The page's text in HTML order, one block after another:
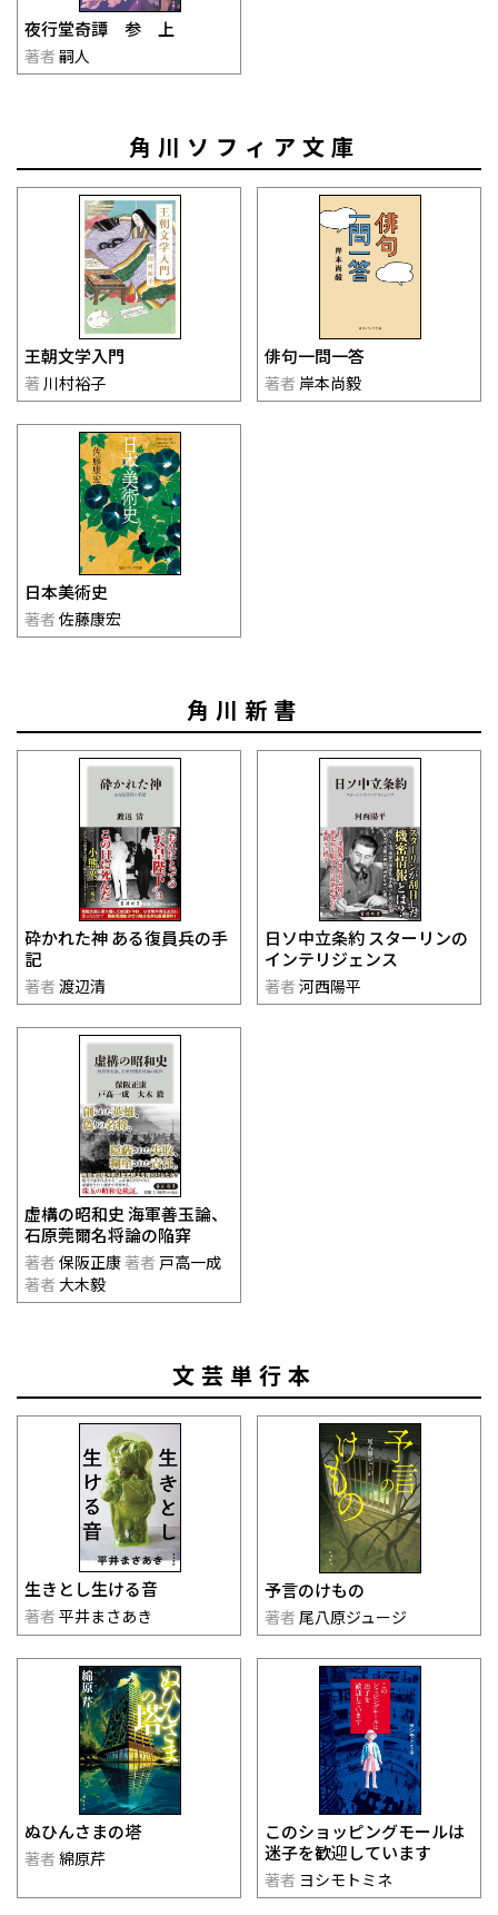
夜行堂奇譚 参 上
著者 嗣人
角川ソフィア文庫
王朝文学入門
著 川村裕子
俳句一問一答
著者 岸本尚毅
日本美術史
著者 佐藤康宏
角川新書
砕かれた神 ある復員兵の手
記
著者 渡辺清
日ソ中立条約 スターリンの
インテリジェンス
著者 河西陽平
虚構の昭和史 海軍善玉論、
石原莞爾名将論の陥穽
著者 保阪正康著者 戸高一成
著者 大木毅
文芸単行本
生きとし生ける音
著者 平井まさあき
予言のけもの
著者 尾八原ジュージ
ぬひんさまの塔
著者 綿原芹
このショッピングモールは
迷子を歓迎しています
著者 ヨシモトミネ